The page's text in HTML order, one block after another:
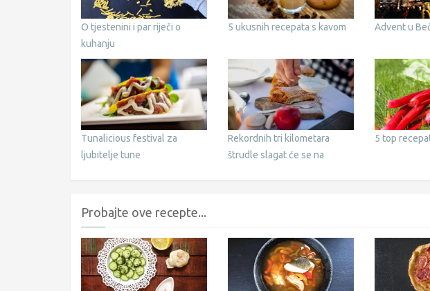
O tjestenini i par riječi o
kuhanju
5 ukusnih recepata s kavom Advent u
Tunalicious festival za
ljubitelje tune
Rekordnih tri kilometara
štrudle slagat će se na
5 top
Probajte ove recepte...